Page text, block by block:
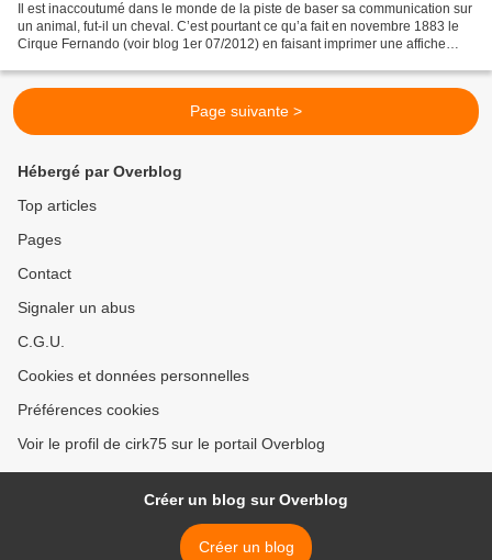
Il est inaccoutumé dans le monde de la piste de baser sa communication sur
un animal, fut-il un cheval. C’est pourtant ce qu’a fait en novembre 1883 le
Cirque Fernando (voir blog 1er 07/2012) en faisant imprimer une affiche
Page suivante >
Hébergé par Overblog
Top articles
Pages
Contact
Signaler un abus
C.G.U.
Cookies et données personnelles
Préférences cookies
Voir le profil de cirk75 sur le portail Overblog
Créer un blog sur Overblog
Créer un blog